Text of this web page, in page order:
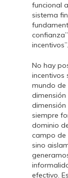
funcional
sistema
incentivos”.
No hay
incentivos
mundo de
siempre
dominio
campo de
sino
efectivo.